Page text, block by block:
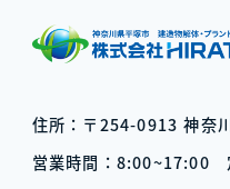
住所：〒254-0913神奈
営業時間：8:00~17:00